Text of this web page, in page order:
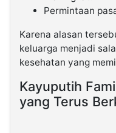
Permintaan
Karena alasan
keluarga menjadi
kesehatan yang
Kayuputih
yang Terus